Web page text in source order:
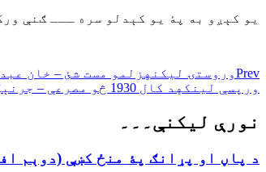
یو کېږو به پۀ یو کېدلو سره ـــ ګنې
Prevوروستۍ ليکنهزلمو مست شئ – خان
ورپسې لينکهد کال 1930 څو مصرعې – جرنېل زمرد خان کاکا
نورې ليکنې۔۔۔
د پاڼ او پړانګ پۀ منځ کښې (دوېم